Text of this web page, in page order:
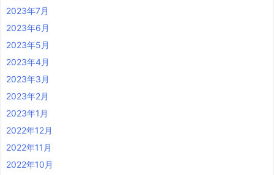
2023年7月
2023年6月
2023年5月
2023年4月
2023年3月
2023年2月
2023年1月
2022年12月
2022年11月
2022年10月